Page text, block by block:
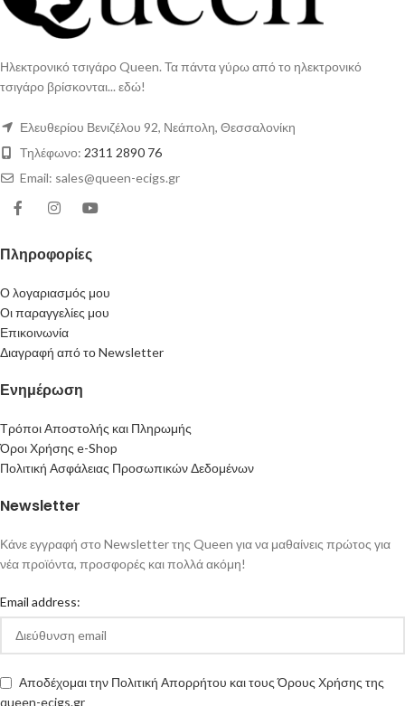
Ηλεκτρονικό τσιγάρο Queen. Τα πάντα γύρω από το ηλεκτρονικό
τσιγάρο βρίσκονται... εδώ!
Ελευθερίου Βενιζέλου 92, Νεάπολη, Θεσσαλονίκη
Τηλέφωνο: 2311 2890 76
Email: sales@queen-ecigs.gr
Πληροφορίες
Ο λογαριασμός μου
Οι παραγγελίες μου
Επικοινωνία
Διαγραφή από το Newsletter
Ενημέρωση
Τρόποι Αποστολής και Πληρωμής
Όροι Χρήσης e-Shop
Πολιτική Ασφάλειας Προσωπικών Δεδομένων
Newsletter
Κάνε εγγραφή στο Newsletter της Queen για να μαθαίνεις πρώτος για
νέα προϊόντα, προσφορές και πολλά ακόμη!
Email address:
Αποδέχομαι την Πολιτική Απορρήτου και τους Όρους Χρήσης της
queen-ecigs.gr